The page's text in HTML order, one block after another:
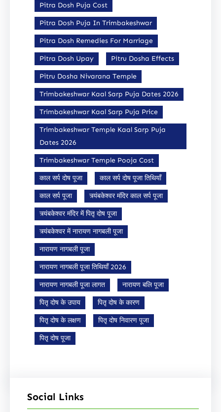
Pitra Dosh Puja Cost
Pitra Dosh Puja In Trimbakeshwar
Pitra Dosh Remedies For Marriage
Pitra Dosh Upay Pitru Dosha Effects
Pitru Dosha Nivarana Temple
Trimbakeshwar Kaal Sarp Puja Dates 2026
Trimbakeshwar Kaal Sarp Puja Price
Trimbakeshwar Temple Kaal Sarp Puja
Dates 2026
Trimbakeshwar Temple Pooja Cost
काल सर्प दोष पूजा काल सर्प दोष पूजा तिथियाँ
काल सर्प पूजा त्र्यंबकेश्वर मंदिर काल सर्प पूजा
त्र्यंबकेश्वर मंदिर में पितृ दोष पूजा
त्र्यंबकेश्वर में नारायण नागबली पूजा
नारायण नागबली पूजा
नारायण नागबली पूजा तिथियाँ 2026
नारायण नागबली पूजा लागत नारायण बलि पूजा
पितृ दोष के उपाय पितृ दोष के कारण
पितृ दोष के लक्षण पितृ दोष निवारण पूजा
पितृ दोष पूजा
Social Links